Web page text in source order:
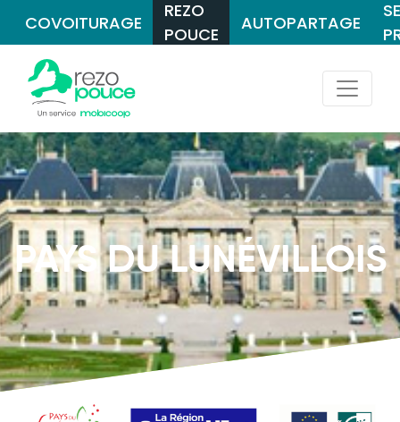
COVOITURAGE
REZO
POUCE
AUTOPARTAGE
PAYS DU LUNÉVILLOIS